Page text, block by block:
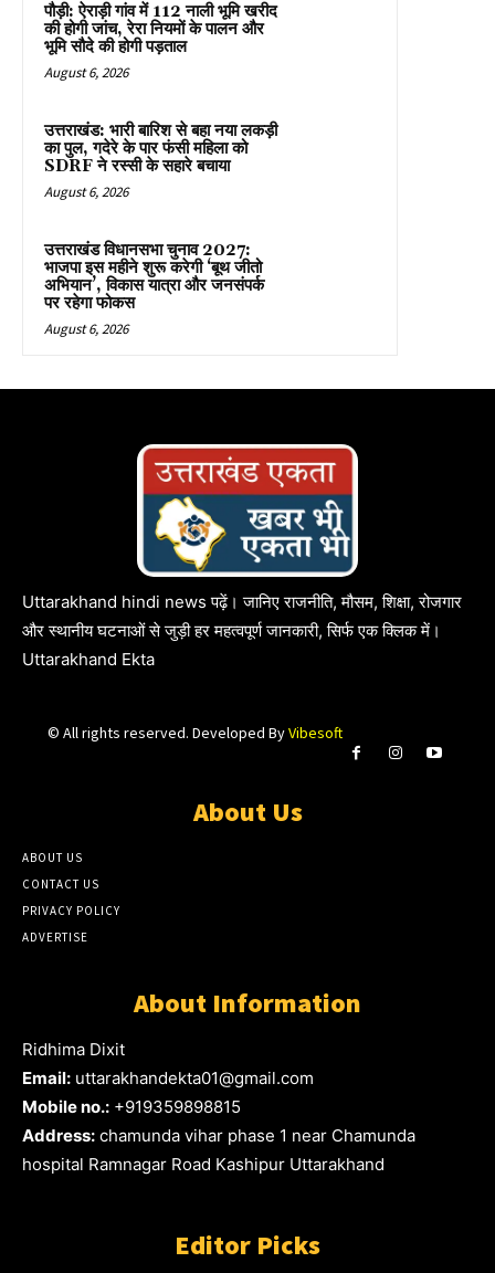
पौड़ी: ऐराड़ी गांव में 112 नाली भूमि खरीद
की होगी जांच, रेरा नियमों के पालन और
भूमि सौदे की होगी पड़ताल
August 6, 2026
उत्तराखंड: भारी बारिश से बहा नया लकड़ी
का पुल, गदेरे के पार फंसी महिला को
SDRF ने रस्सी के सहारे बचाया
August 6, 2026
उत्तराखंड विधानसभा चुनाव 2027:
भाजपा इस महीने शुरू करेगी ‘बूथ जीतो
अभियान’, विकास यात्रा और जनसंपर्क
पर रहेगा फोकस
August 6, 2026
Uttarakhand hindi news पढ़ें। जानिए राजनीति, मौसम, शिक्षा, रोजगार
और स्थानीय घटनाओं से जुड़ी हर महत्वपूर्ण जानकारी, सिर्फ एक क्लिक में।
Uttarakhand Ekta
© All rights reserved. Developed ByVibesoft
About Us
ABOUT US
CONTACT US
PRIVACY POLICY
ADVERTISE
About Information
Ridhima Dixit
Email: uttarakhandekta01@gmail.com
Mobile no.: +919359898815
Address: chamunda vihar phase 1 near Chamunda
hospital Ramnagar Road Kashipur Uttarakhand
Editor Picks